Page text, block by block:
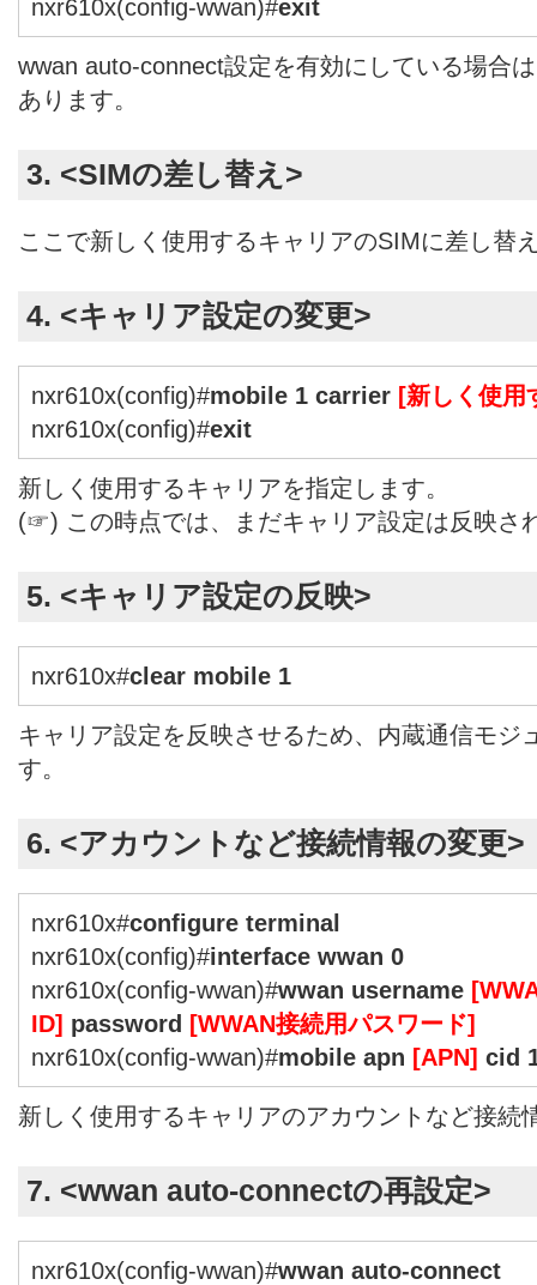
nxr610x(config-wwan)#exit
wwan auto-connect設定を有効にしている場合
あります。
3. <SIMの差し替え>
ここで新しく使用するキャリアのSIMに差し替
4. <キャリア設定の変更>
nxr610x(config)#mobile 1 carrier [新しく使用
nxr610x(config)#exit
新しく使用するキャリアを指定します。
(☞) この時点では、まだキャリア設定は反映さ
5. <キャリア設定の反映>
nxr610x#clear mobile 1
キャリア設定を反映させるため、内蔵通信モジ
す。
6. <アカウントなど接続情報の変更>
nxr610x#configure terminal
nxr610x(config)#interface wwan 0
nxr610x(config-wwan)#wwan username
ID] password [WWAN接続用パスワード]
nxr610x(config-wwan)#mobile apn [APN] cid
新しく使用するキャリアのアカウントなど接続
7. <wwan auto-connectの再設定>
nxr610x(config-wwan)#wwan auto-connect